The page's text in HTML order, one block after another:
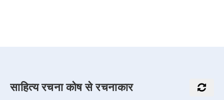
साहित्य रचना कोष से रचनाकार